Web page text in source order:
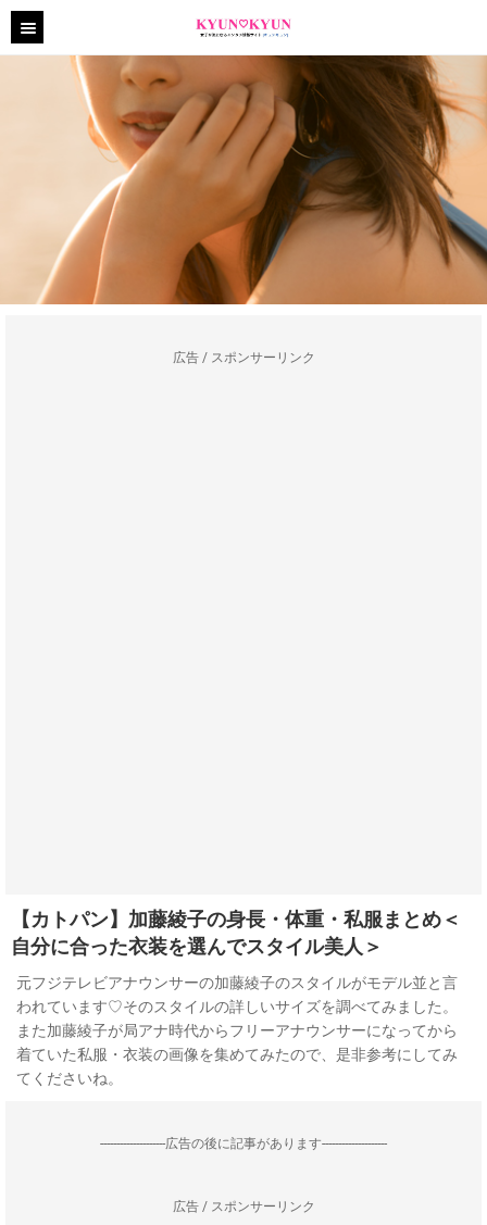
広告 / スポンサーリンク
【カトパン】加藤綾子の身長・体重・私服まとめ＜
自分に合った衣装を選んでスタイル美人＞
元フジテレビアナウンサーの加藤綾子のスタイルがモデル並と言
われています♡そのスタイルの詳しいサイズを調べてみました。
また加藤綾子が局アナ時代からフリーアナウンサーになってから
着ていた私服・衣装の画像を集めてみたので、是非参考にしてみ
てくださいね。
--------------------広告の後に記事があります--------------------
広告 / スポンサーリンク